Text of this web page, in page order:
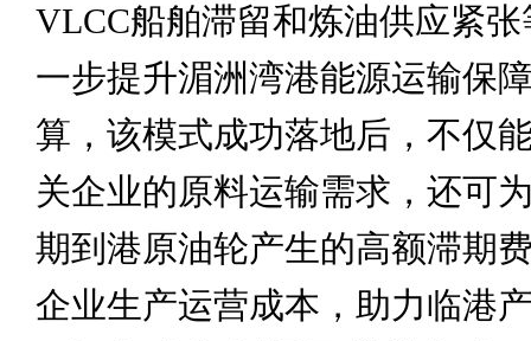
VLCC船舶滞留和炼油供应紧
一步提升湄洲湾港能源运输保
算，该模式成功落地后，不仅
关企业的原料运输需求，还可
期到港原油轮产生的高额滞期
企业生产运营成本，助力临港